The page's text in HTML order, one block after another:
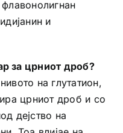
и
за црниот дроб?
на глутатион,
црниот дроб и со
дејство на